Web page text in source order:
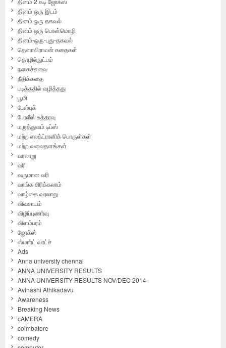
தினம் ஒரு இடம்
தினம் ஒரு தகவல்
தினம் ஒரு பொன்மொழி
தினம்-ஒரு-புது-தகவல்
தெனாலிராமன் கதைகள்
தொழில்நுட்பம்
நகைச்சுவை
நீதிக்கதை
படித்ததில் வழித்தது
பூமி
பேஸ்புக்
போலீஸ் உத்தரவு
மருத்துவம் டிப்ஸ்
மற்ற எலக்ட்ரானிக் பொருள்கள்
மற்ற வலைதளங்கள்
வரலாறு
வரி
வருமான வரி
வாங்க சிரிக்கலாம்
வாழ்கை வரலாறு
விவசாயம்
விழிப்புணர்வு
விளம்பரம்
ஜோக்ஸ்
ஸ்மார்ட் வாட்ச்
Ads
Anna university chennai
ANNA UNIVERSITY RESULTS
ANNA UNIVERSITY RESULTS NOV/DEC 2014
Avinashi Athikadavu
Awareness
Breaking News
cAMERA
coimbatore
comedy